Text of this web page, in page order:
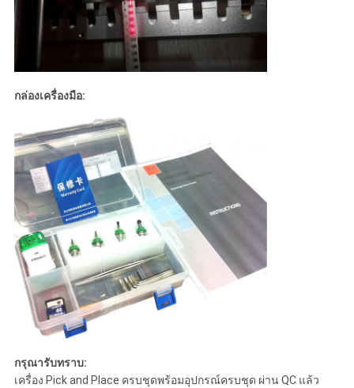
กล่องเครื่องมือ:
กรุณารับทราบ:
เครื่อง Pick and Place ครบชุดพร้อมอุปกรณ์ครบชุด ผ่าน QC แล้ว